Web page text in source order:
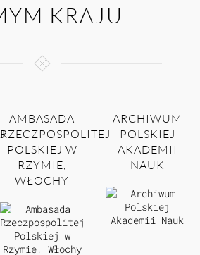
KRAJU
AMBASADA
RZECZPOSPOLITEJ
POLSKIEJ W
RZYMIE,
WŁOCHY
ARCHIWUM
POLSKIEJ
AKADEMII
NAUK